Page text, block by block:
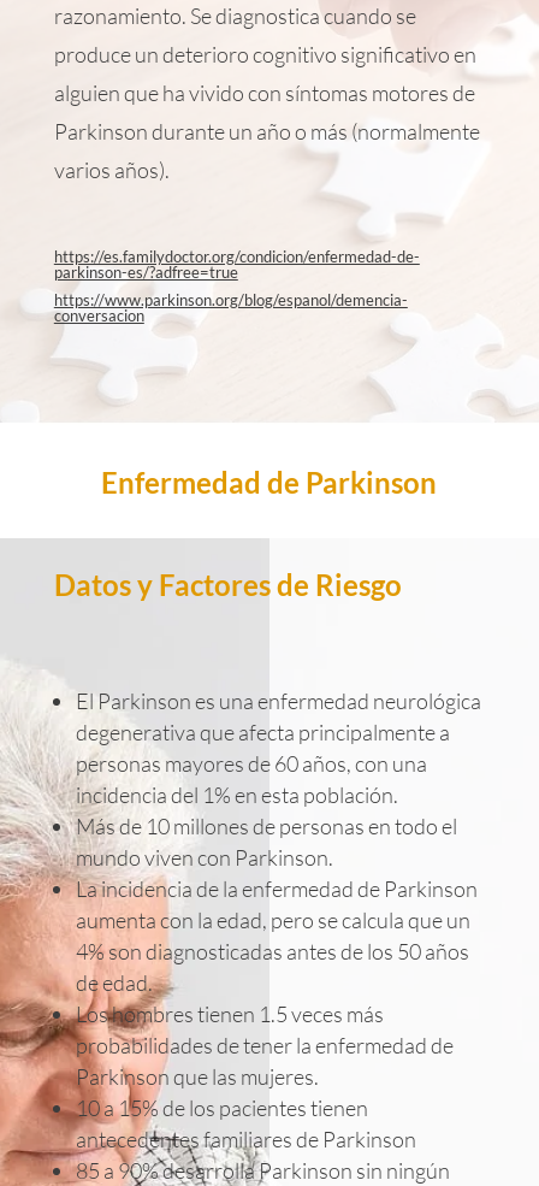
razonamiento. Se diagnostica cuando se
produce un deterioro cognitivo significativo en
alguien que ha vivido con síntomas motores de
Parkinson durante un año o más (normalmente
varios años).
https://es.familydoctor.org/condicion/enfermedad-de-
parkinson-es/?adfree=true
https://www.parkinson.org/blog/espanol/demencia-
conversacion
Enfermedad de Parkinson
Datos y Factores de Riesgo
El Parkinson es una enfermedad neurológica
degenerativa que afecta principalmente a
personas mayores de 60 años, con una
incidencia del 1% en esta población.
Más de 10 millones de personas en todo el
mundo viven con Parkinson.
La incidencia de la enfermedad de Parkinson
aumenta con la edad, pero se calcula que un
4% son diagnosticadas antes de los 50 años
de edad.
Los hombres tienen 1.5 veces más
probabilidades de tener la enfermedad de
Parkinson que las mujeres.
10 a 15% de los pacientes tienen
antecedentes familiares de Parkinson
85 a 90% desarrolla Parkinson sin ningún